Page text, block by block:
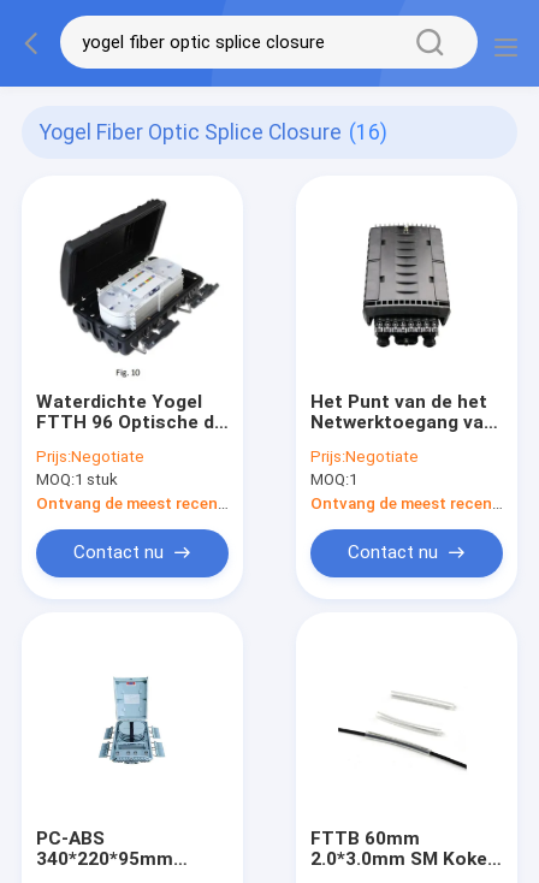
Yogel Fiber Optic Splice Closure (16)
Waterdichte Yogel
FTTH 96 Optische de
Kernenvezel
Prijs:Negotiate
MOQ:1 stuk
Contact nu
Het Punt van de het
Netwerktoegang van
ondergronds/Lucht
Optische de
Distributiesluiting
van de Dalings
Eindvezel
Prijs:Negotiate
MOQ:1
Contact nu
PC-ABS
340*220*95mm
FTTB 60mm
2.0*3.0mm SM Koker